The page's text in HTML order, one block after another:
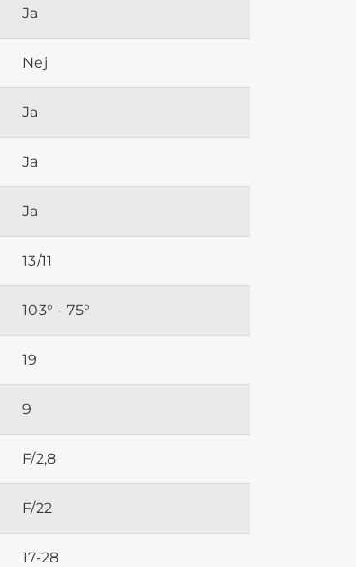
Ja
Nej
Ja
Ja
Ja
13/11
103° - 75°
19
9
F/2,8
F/22
17-28